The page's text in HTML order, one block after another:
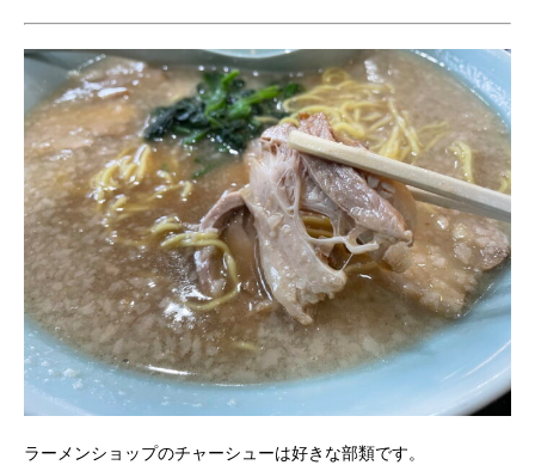
ラーメンショップのチャーシューは好きな部類です。